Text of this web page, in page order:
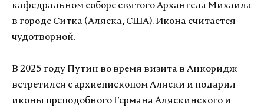
кафедральном соборе святого Архангела Михаила
в городе Ситка (Аляска, США). Икона считается
чудотворной.
В 2025 году Путин во время визита в Анкоридж
встретился с архиепископом Аляски и подарил
иконы преподобного Германа Аляскинского и